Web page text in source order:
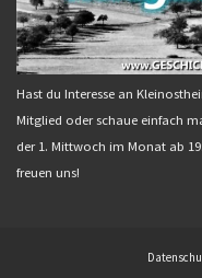
Hast du Interesse an
Mitglied oder schaue einfach
der 1. Mittwoch im Monat ab
freuen uns!